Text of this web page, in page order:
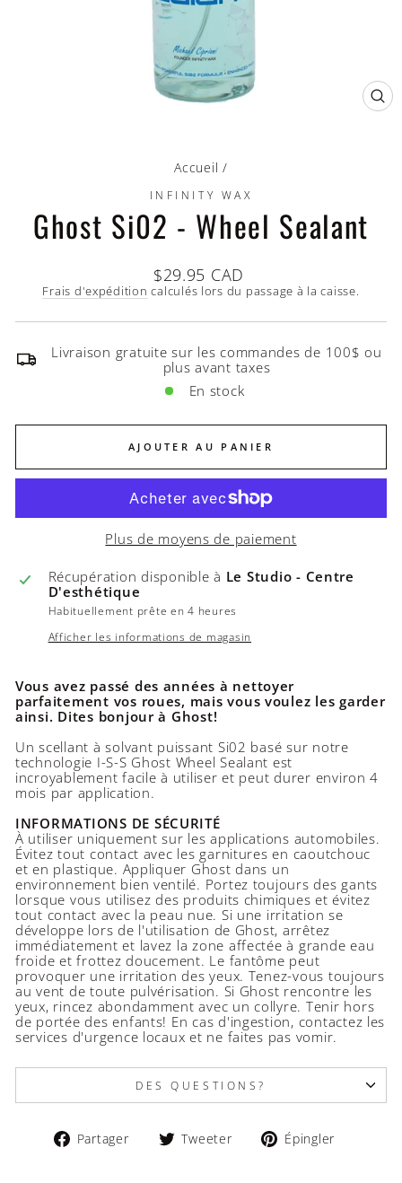
Accueil /
INFINITY WAX
Ghost Si02 - Wheel Sealant
Prix
régulier
$29.95 CAD
Frais d'expédition calculés lors du passage à la caisse.
Livraison gratuite sur les commandes de 100$ ou
plus avant taxes
En stock
AJOUTER AU PANIER
Plus de moyens de paiement
Récupération disponible à Le Studio - Centre
D'esthétique
Habituellement prête en 4 heures
Afficher les informations de magasin
Vous avez passé des années à nettoyer
parfaitement vos roues, mais vous voulez les garder
ainsi. Dites bonjour à Ghost!
Un scellant à solvant puissant Si02 basé sur notre
technologie I-S-S Ghost Wheel Sealant est
incroyablement facile à utiliser et peut durer environ 4
mois par application.
INFORMATIONS DE SÉCURITÉ
À utiliser uniquement sur les applications automobiles.
Évitez tout contact avec les garnitures en caoutchouc
et en plastique. Appliquer Ghost dans un
environnement bien ventilé. Portez toujours des gants
lorsque vous utilisez des produits chimiques et évitez
tout contact avec la peau nue. Si une irritation se
développe lors de l'utilisation de Ghost, arrêtez
immédiatement et lavez la zone affectée à grande eau
froide et frottez doucement. Le fantôme peut
provoquer une irritation des yeux. Tenez-vous toujours
au vent de toute pulvérisation. Si Ghost rencontre les
yeux, rincez abondamment avec un collyre. Tenir hors
de portée des enfants! En cas d'ingestion, contactez les
services d'urgence locaux et ne faites pas vomir.
DES QUESTIONS?
Partager
Partager
sur
Tweeter
Tweeter
sur
Épingler